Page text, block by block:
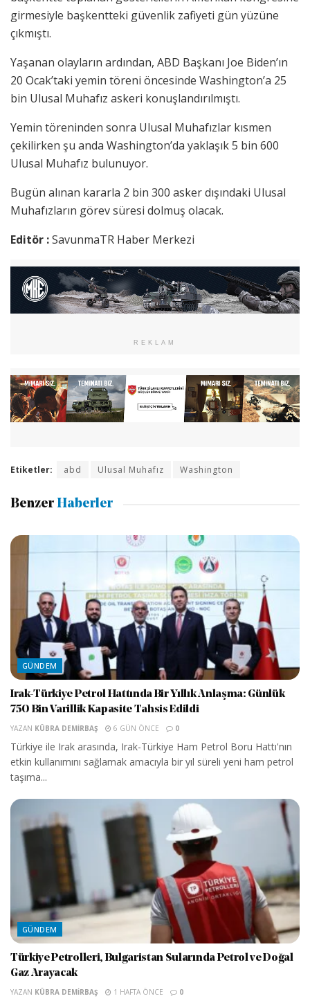
girmesiyle başkentteki güvenlik zafiyeti gün yüzüne
çıkmıştı.
Yaşanan olayların ardından, ABD Başkanı Joe Biden’ın
20 Ocak’taki yemin töreni öncesinde Washington’a 25
bin Ulusal Muhafız askeri konuşlandırılmıştı.
Yemin töreninden sonra Ulusal Muhafızlar kısmen
çekilirken şu anda Washington’da yaklaşık 5 bin 600
Ulusal Muhafız bulunuyor.
Bugün alınan kararla 2 bin 300 asker dışındaki Ulusal
Muhafızların görev süresi dolmuş olacak.
Editör :SavunmaTR Haber Merkezi
REKLAM
Etiketler: abd Ulusal Muhafız Washington
Benzer Haberler
GÜNDEM
Irak-Türkiye Petrol Hattında Bir Yıllık Anlaşma: Günlük
750 Bin Varillik Kapasite Tahsis Edildi
YAZAN KÜBRA DEMIRBAŞ 6 GÜN ÖNCE 0
Türkiye ile Irak arasında, Irak-Türkiye Ham Petrol Boru Hattı'nın
etkin kullanımını sağlamak amacıyla bir yıl süreli yeni ham petrol
taşıma...
GÜNDEM
Türkiye Petrolleri, Bulgaristan Sularında Petrol ve Doğal
Gaz Arayacak
YAZAN KÜBRA DEMIRBAŞ 1 HAFTA ÖNCE 0